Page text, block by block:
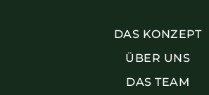
DAS KONZEPT
ÜBER UNS
DAS TEAM